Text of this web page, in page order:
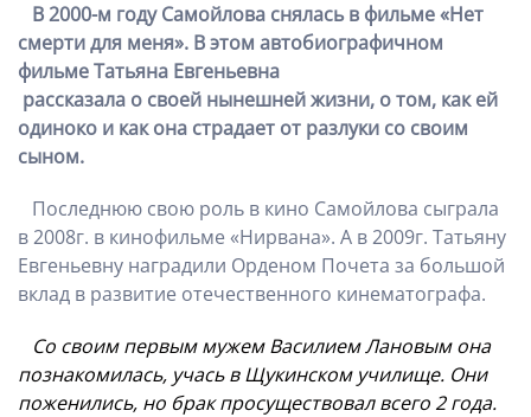
В 2000-м году Самойлова снялась в фильме «Нет
смерти для меня». В этом автобиографичном
фильме Татьяна Евгеньевна
рассказала о своей нынешней жизни, о том, как ей
одиноко и как она страдает от разлуки со своим
сыном.
Последнюю свою роль в кино Самойлова сыграла
в 2008г. в кинофильме «Нирвана». А в 2009г. Татьяну
Евгеньевну наградили Орденом Почета за большой
вклад в развитие отечественного кинематографа.
Со своим первым мужем Василием Лановым она
познакомилась, учась в Щукинском училище. Они
поженились, но брак просуществовал всего 2 года.